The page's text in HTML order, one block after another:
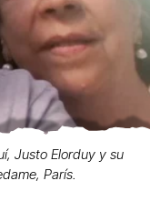
Justo Elorduy y su
París.